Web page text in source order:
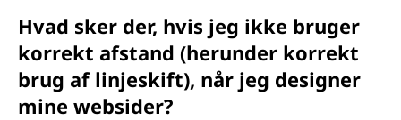
Hvad sker der, hvis jeg ikke bruger
korrekt afstand (herunder korrekt
brug af linjeskift), når jeg designer
mine websider?